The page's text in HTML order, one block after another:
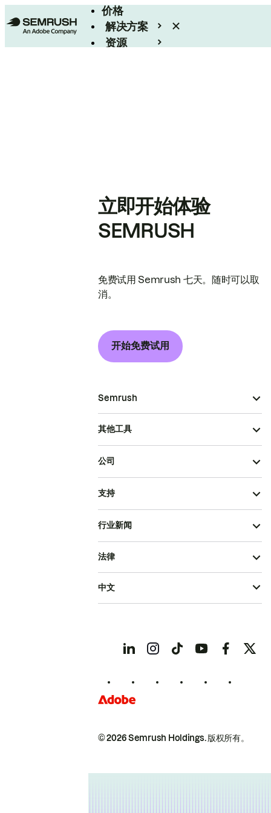
价格
解决方案
资源
立即开始体验
SEMRUSH
免费试用 Semrush 七天。随时可以取
消。
开始免费试用
Semrush
其他工具
公司
支持
行业新闻
© 2026 Semrush Holdings.版权所有。
法律
中文